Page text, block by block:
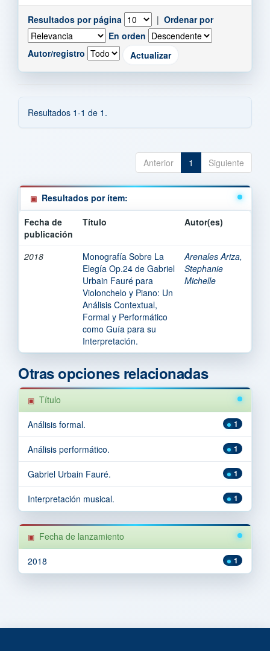
Resultados por página | Ordenar por
En orden
Autor/registro
Resultados 1-1 de 1.
Anterior 1 Siguiente
Resultados por ítem:
Fecha de
publicación
Título Autor(es)
2018
Monografía Sobre La
Elegía Op.24 de Gabriel
Urbain Fauré para
Violonchelo y Piano: Un
Análisis Contextual,
Formal y Performático
como Guía para su
Interpretación.
Arenales Ariza,
Stephanie
Michelle
Otras opciones relacionadas
Título
1
Análisis formal.
1
Análisis performático.
1
Gabriel Urbain Fauré.
1
Interpretación musical.
Fecha de lanzamiento
1
2018